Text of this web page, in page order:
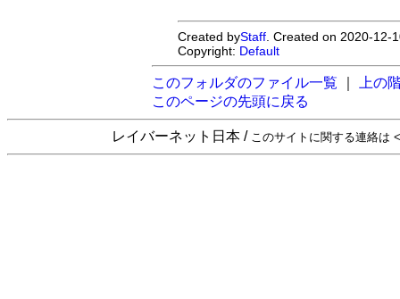
Created byStaff . Created on 2020-
Copyright: Default
このフォルダのファイル一覧
上の
このページの先頭に戻る
レイバーネット日本 / このサイトに関する連絡は